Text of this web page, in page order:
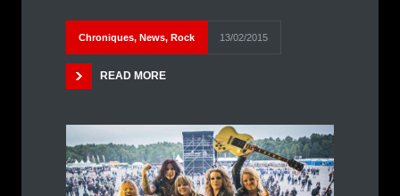
Chroniques, News, Rock 13/02/2015
READ MORE